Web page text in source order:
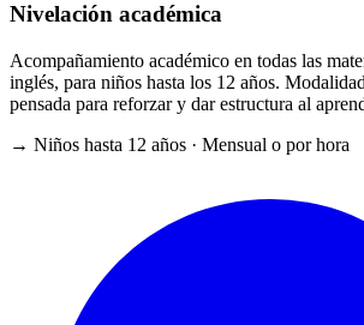
Nivelación académica
Acompañamiento académico en todas las
inglés, para niños hasta los 12 años.
pensada para reforzar y dar estructura al
→ Niños hasta 12 años · Mensual o por hora